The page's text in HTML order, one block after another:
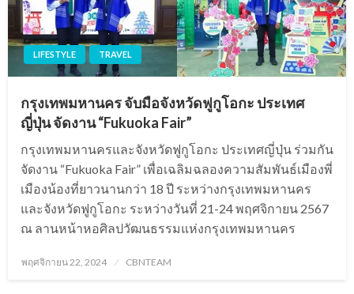
LIFESTYLE TRAVEL
กรุงเทพมหานคร จับมือจังหวัดฟูกูโอกะ ประเทศ
ญี่ปุ่น จัดงาน “Fukuoka Fair”
กรุงเทพมหานครและจังหวัดฟูกูโอกะ ประเทศญี่ปุ่น ร่วมกัน
จัดงาน “Fukuoka Fair” เพื่อเฉลิมฉลองความสัมพันธ์เมืองพี่
เมืองน้องที่ยาวนานกว่า 18 ปี ระหว่างกรุงเทพมหานคร
และจังหวัดฟูกูโอกะ ระหว่างวันที่ 21-24 พฤศจิกายน 2567
ณ ลานหน้าหอศิลปวัฒนธรรมแห่งกรุงเทพมหานคร
Posted
พฤศจิกายน 22, 2024 CBNTEAM